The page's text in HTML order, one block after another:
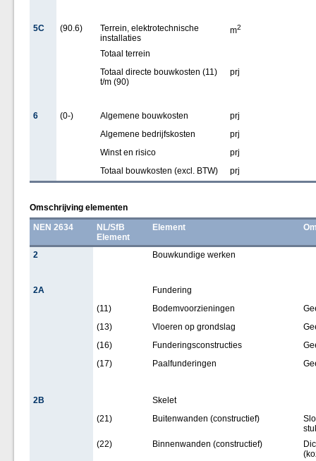
5C (90.6)
Terrein, elektrotechnische
installaties
m2
Totaal terrein
Totaal directe bouwkosten (11)
t/m (90)
prj
6 (0-) Algemene bouwkosten
prj
Algemene bedrijfskosten
prj
Winst en risico
prj
Totaal bouwkosten (excl. BTW)
prj
Omschrijving elementen
NEN 2634
NL/SfB
Element
Element
2 Bouwkundige werken
2A
Fundering
(11)
Bodemvoorzieningen
(13)
Vloeren op grondslag
(16)
Funderingsconstructies
(17)
Paalfunderingen
2B
Skelet
(21)
Buitenwanden (constructief)
(22)
Binnenwanden (constructief)